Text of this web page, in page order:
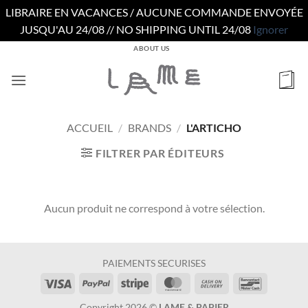
LIBRAIRE EN VACANCES / AUCUNE COMMANDE ENVOYÉE
JUSQU'AU 24/08 // NO SHIPPING UNTIL 24/08 Ignorer
contenu
ABOUT US
ACCUEIL / BRANDS / L'ARTICHO
FILTRER PAR ÉDITEURS
Aucun produit ne correspond à votre sélection.
PAIEMENTS SECURISES
Visa
PayPal Stripe MasterCardCash